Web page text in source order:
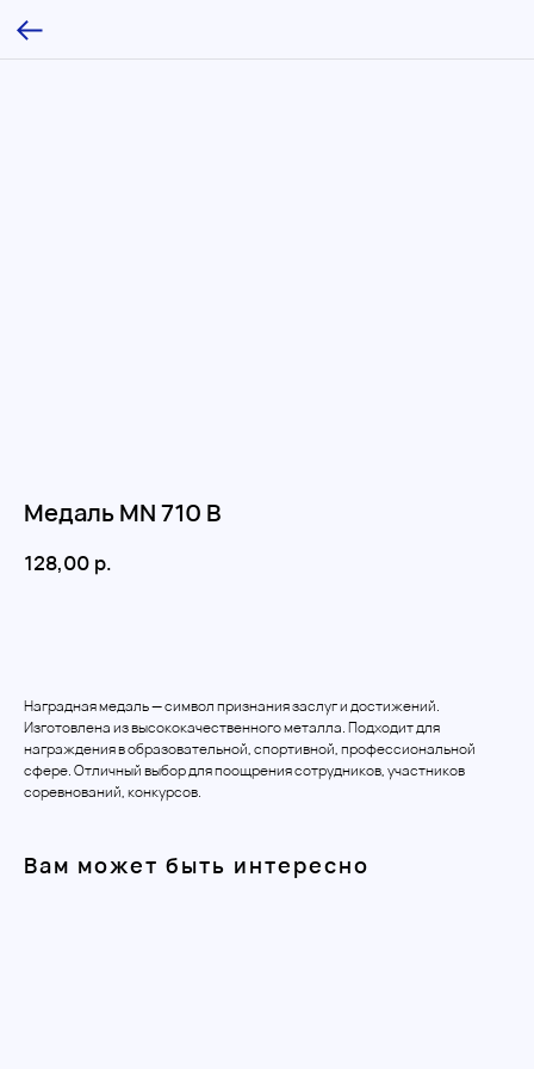
Медаль MN 710 B
128,00 р.
Наградная медаль — символ признания заслуг и достижений.
Изготовлена из высококачественного металла. Подходит для
награждения в образовательной, спортивной, профессиональной
сфере. Отличный выбор для поощрения сотрудников, участников
соревнований, конкурсов.
Вам может быть интересно